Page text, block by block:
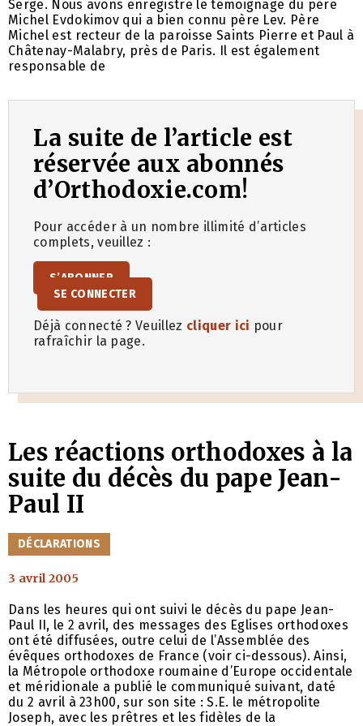
Serge. Nous avons enregistré le témoignage du père
Michel Evdokimov qui a bien connu père Lev. Père
Michel est recteur de la paroisse Saints Pierre et Paul à
Châtenay-Malabry, près de Paris. Il est également
responsable de
La suite de l’article est
réservée aux abonnés
d’Orthodoxie.com!
Pour accéder à un nombre illimité d’articles
complets, veuillez :
S’ABONNER
SE CONNECTER
Déjà connecté ? Veuillez cliquer ici pour
rafraîchir la page.
Les réactions orthodoxes à la
suite du décès du pape Jean-
Paul II
CATÉGORIES
DÉCLARATIONS
3 avril 2005
Dans les heures qui ont suivi le décès du pape Jean-
Paul II, le 2 avril, des messages des Eglises orthodoxes
ont été diffusées, outre celui de l’Assemblée des
évêques orthodoxes de France (voir ci-dessous). Ainsi,
la Métropole orthodoxe roumaine d’Europe occidentale
et méridionale a publié le communiqué suivant, daté
du 2 avril à 23h00, sur son site : S.E. le métropolite
Joseph, avec les prêtres et les fidèles de la